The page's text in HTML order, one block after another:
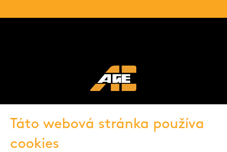
Táto webová stránka používa
cookies